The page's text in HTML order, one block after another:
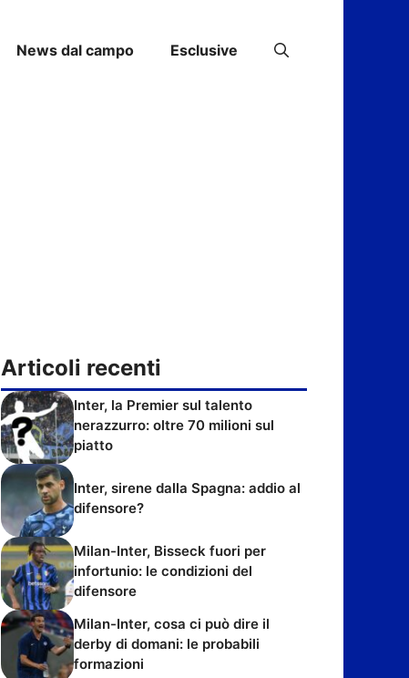
News dal campo Esclusive
Articoli recenti
Inter, la Premier sul talento
nerazzurro: oltre 70 milioni sul
piatto
Inter, sirene dalla Spagna: addio al
difensore?
Milan-Inter, Bisseck fuori per
infortunio: le condizioni del
difensore
Milan-Inter, cosa ci può dire il
derby di domani: le probabili
formazioni